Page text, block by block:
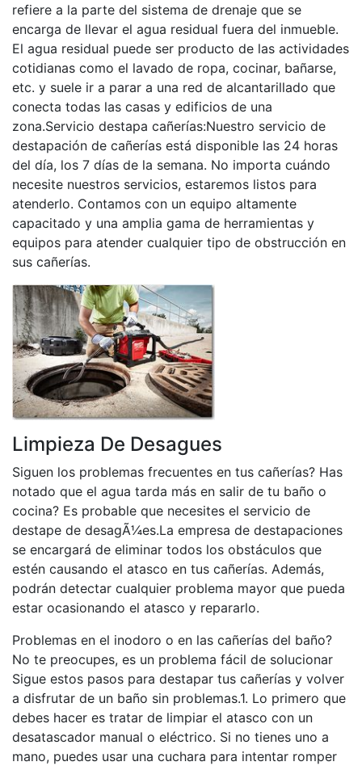
refiere a la parte del sistema de drenaje que se
encarga de llevar el agua residual fuera del inmueble.
El agua residual puede ser producto de las actividades
cotidianas como el lavado de ropa, cocinar, bañarse,
etc. y suele ir a parar a una red de alcantarillado que
conecta todas las casas y edificios de una
zona.Servicio destapa cañerías:Nuestro servicio de
destapación de cañerías está disponible las 24 horas
del día, los 7 días de la semana. No importa cuándo
necesite nuestros servicios, estaremos listos para
atenderlo. Contamos con un equipo altamente
capacitado y una amplia gama de herramientas y
equipos para atender cualquier tipo de obstrucción en
sus cañerías.
Limpieza De Desagues
Siguen los problemas frecuentes en tus cañerías? Has
notado que el agua tarda más en salir de tu baño o
cocina? Es probable que necesites el servicio de
destape de desagÃ¼es.La empresa de destapaciones
se encargará de eliminar todos los obstáculos que
estén causando el atasco en tus cañerías. Además,
podrán detectar cualquier problema mayor que pueda
estar ocasionando el atasco y repararlo.
Problemas en el inodoro o en las cañerías del baño?
No te preocupes, es un problema fácil de solucionar
Sigue estos pasos para destapar tus cañerías y volver
a disfrutar de un baño sin problemas.1. Lo primero que
debes hacer es tratar de limpiar el atasco con un
desatascador manual o eléctrico. Si no tienes uno a
mano, puedes usar una cuchara para intentar romper